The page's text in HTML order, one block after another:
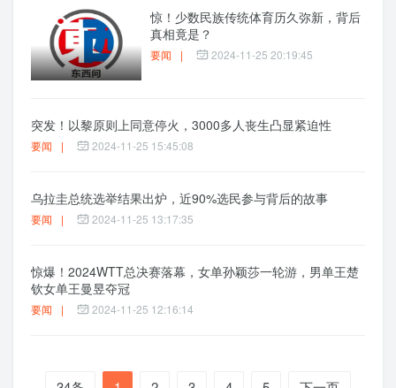
惊！少数民族传统体育历久弥新，背后
真相竟是？
要闻 | 2024-11-25 20:19:45
突发！以黎原则上同意停火，3000多人丧生凸显紧迫性
要闻 | 2024-11-25 15:45:08
乌拉圭总统选举结果出炉，近90%选民参与背后的故事
要闻 | 2024-11-25 13:17:35
惊爆！2024WTT总决赛落幕，女单孙颖莎一轮游，男单王楚
钦女单王曼昱夺冠
要闻 | 2024-11-25 12:16:14